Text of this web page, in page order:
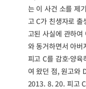
는 이 사건 소를 제
고 C가 친생자로 출
고된 사실에 관하
와 동거하면서 아버
피고 C를 감호·양
여 왔던 점, 원고와
2013. 8. 20. 피고